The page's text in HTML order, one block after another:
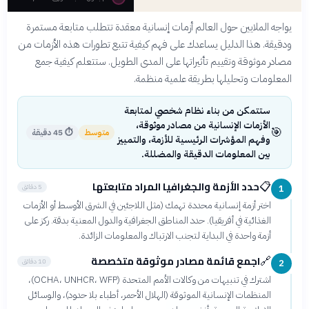
يواجه الملايين حول العالم أزمات إنسانية معقدة تتطلب متابعة مستمرة
ودقيقة. هذا الدليل يساعدك على فهم كيفية تتبع تطورات هذه الأزمات من
مصادر موثوقة وتقييم تأثيراتها على المدى الطويل. ستتعلم كيفية جمع
المعلومات وتحليلها بطريقة علمية منظمة.
🎯
ستتمكن من بناء نظام شخصي لمتابعة
الأزمات الإنسانية من مصادر موثوقة،
وفهم المؤشرات الرئيسية للأزمة، والتمييز
بين المعلومات الدقيقة والمضللة.
متوسط ⏱45 دقيقة
1
📋حدد الأزمة والجغرافيا المراد متابعتها 5 دقائق
اختر أزمة إنسانية محددة تهمك (مثل اللاجئين في الشرق الأوسط أو الأزمات
الغذائية في أفريقيا). حدد المناطق الجغرافية والدول المعنية بدقة. ركز على
أزمة واحدة في البداية لتجنب الارتباك والمعلومات الزائدة.
2
🔗اجمع قائمة مصادر موثوقة متخصصة 10 دقائق
اشترك في تنبيهات من وكالات الأمم المتحدة (OCHA، UNHCR، WFP)،
المنظمات الإنسانية الموثوقة (الهلال الأحمر، أطباء بلا حدود)، والوسائل